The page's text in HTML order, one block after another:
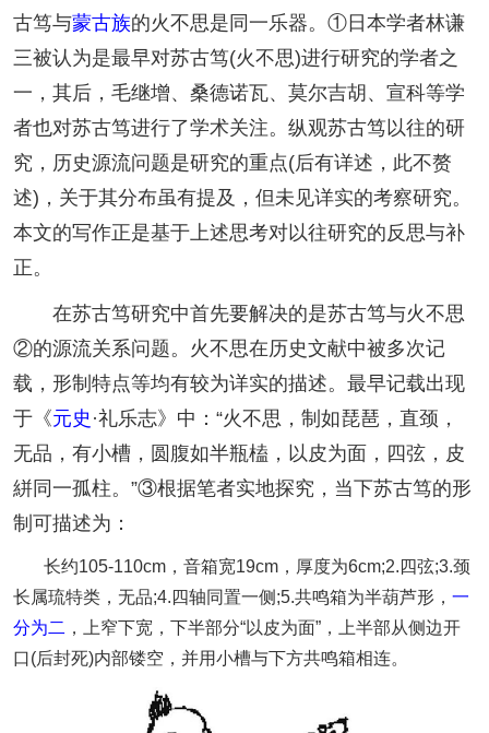
古笃与蒙古族的火不思是同一乐器。①日本学者林谦
三被认为是最早对苏古笃(火不思)进行研究的学者之
一，其后，毛继增、桑德诺瓦、莫尔吉胡、宣科等学
者也对苏古笃进行了学术关注。纵观苏古笃以往的研
究，历史源流问题是研究的重点(后有详述，此不赘
述)，关于其分布虽有提及，但未见详实的考察研究。
本文的写作正是基于上述思考对以往研究的反思与补
正。
在苏古笃研究中首先要解决的是苏古笃与火不思
②的源流关系问题。火不思在历史文献中被多次记
载，形制特点等均有较为详实的描述。最早记载出现
于《元史 ·礼乐志》中：“火不思，制如琵琶，直颈，
无品，有小槽，圆腹如半瓶榼，以皮为面，四弦，皮
絣同一孤柱。”③根据笔者实地探究，当下苏古笃的形
制可描述为：
长约105-110cm，音箱宽19cm，厚度为6cm;2.四弦;3.颈
长属琉特类，无品;4.四轴同置一侧;5.共鸣箱为半葫芦形， 一
分为二 ，上窄下宽，下半部分“以皮为面”，上半部从侧边开
口(后封死)内部镂空，并用小槽与下方共鸣箱相连。